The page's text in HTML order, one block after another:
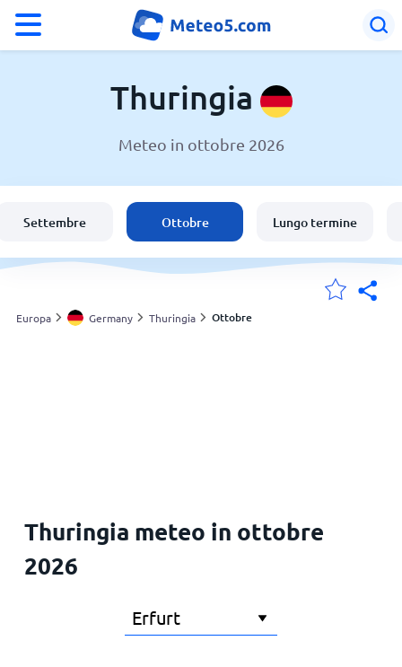
Meteo in Thuringia
Italia
Svizzera
Thuringia
Meteo in ottobre 2026
Settembre Ottobre Lungo termine
Europa Germany Thuringia Ottobre
Thuringia meteo in ottobre
2026